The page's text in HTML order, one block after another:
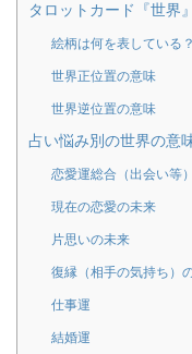
タロットカード『世界
絵柄は何を表している？
世界正位置の意味
世界逆位置の意味
占い悩み別の世界の意
恋愛運総合（出会い等）
現在の恋愛の未来
片思いの未来
復縁（相手の気持ち）
仕事運
結婚運